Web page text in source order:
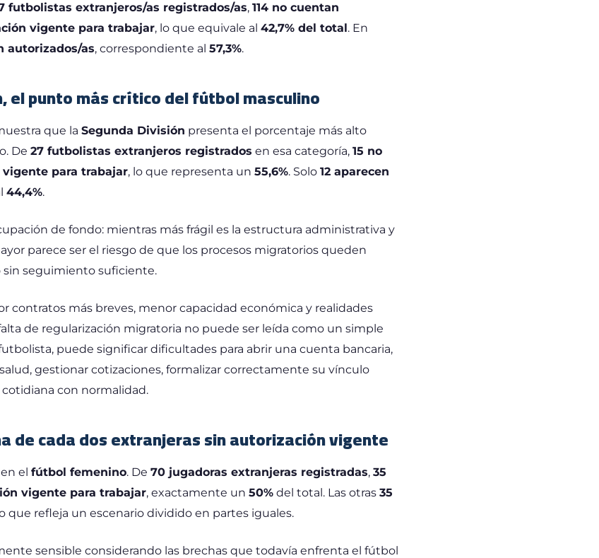
futbolistas extranjeros/as registrados/as, 114 no cuentan
vigente para trabajar, lo que equivale al 42,7% del total. En
autorizados/as, correspondiente al 57,3%.
el punto más crítico del fútbol masculino
que la Segunda División presenta el porcentaje más alto
De 27 futbolistas extranjeros registrados en esa categoría, 15 no
para trabajar, lo que representa un 55,6%. Solo 12 aparecen
44,4%.
de fondo: mientras más frágil es la estructura administrativa y
parece ser el riesgo de que los procesos migratorios queden
seguimiento suficiente.
contratos más breves, menor capacidad económica y realidades
de regularización migratoria no puede ser leída como un simple
puede significar dificultades para abrir una cuenta bancaria,
gestionar cotizaciones, formalizar correctamente su vínculo
cotidiana con normalidad.
de cada dos extranjeras sin autorización vigente
el fútbol femenino. De 70 jugadoras extranjeras registradas, 35
vigente para trabajar, exactamente un 50% del total. Las otras 35
que refleja un escenario dividido en partes iguales.
sensible considerando las brechas que todavía enfrenta el fútbol